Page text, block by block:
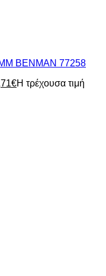
BENMAN 77258
€Η τρέχουσα τιμή